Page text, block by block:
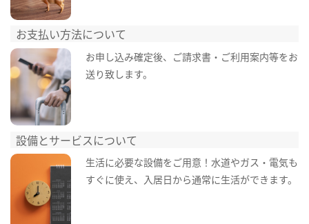
お支払い方法について
お申し込み確定後、ご請求書・ご利用案内等をお
送り致します。
設備とサービスについて
生活に必要な設備をご用意！水道やガス・電気も
すぐに使え、入居日から通常に生活ができます。